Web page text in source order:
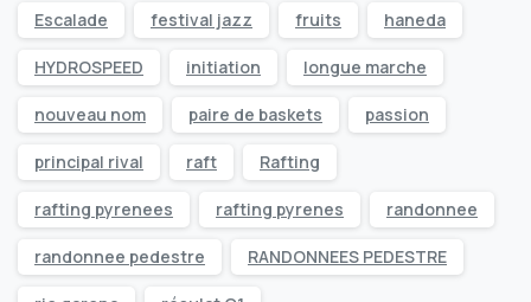
Escalade festival jazz fruits haneda
HYDROSPEED initiation longue marche
nouveau nom paire de baskets passion
principal rival raft Rafting
rafting pyrenees rafting pyrenes randonnee
randonnee pedestre RANDONNEES PEDESTRE